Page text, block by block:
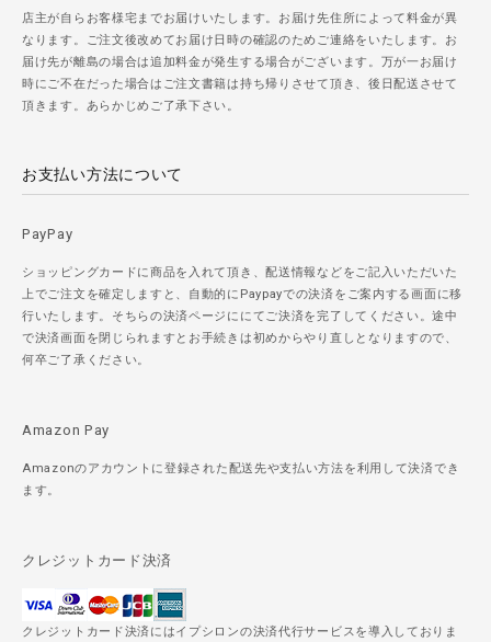
店主が自らお客様宅までお届けいたします。お届け先住所によって料金が異
なります。ご注文後改めてお届け日時の確認のためご連絡をいたします。お
届け先が離島の場合は追加料金が発生する場合がございます。万が一お届け
時にご不在だった場合はご注文書籍は持ち帰りさせて頂き、後日配送させて
頂きます。あらかじめご了承下さい。
お支払い方法について
PayPay
ショッピングカードに商品を入れて頂き、配送情報などをご記入いただいた
上でご注文を確定しますと、自動的にPaypayでの決済をご案内する画面に移
行いたします。そちらの決済ページににてご決済を完了してください。途中
で決済画面を閉じられますとお手続きは初めからやり直しとなりますので、
何卒ご了承ください。
Amazon Pay
Amazonのアカウントに登録された配送先や支払い方法を利用して決済でき
ます。
クレジットカード決済
クレジットカード決済にはイプシロンの決済代行サービスを導入しておりま